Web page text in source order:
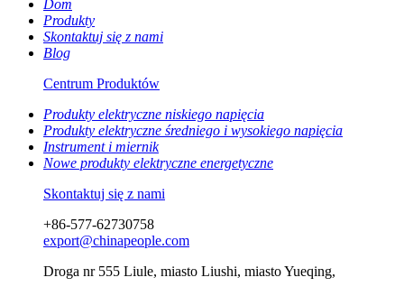
Dom
Produkty
Skontaktuj się z nami
Blog
Centrum Produktów
Produkty elektryczne niskiego napięcia
Produkty elektryczne średniego i wysokiego napięcia
Instrument i miernik
Nowe produkty elektryczne energetyczne
Skontaktuj się z nami
+86-577-62730758
export@chinapeople.com
Droga nr 555 Liule, miasto Liushi, miasto Yueqing,